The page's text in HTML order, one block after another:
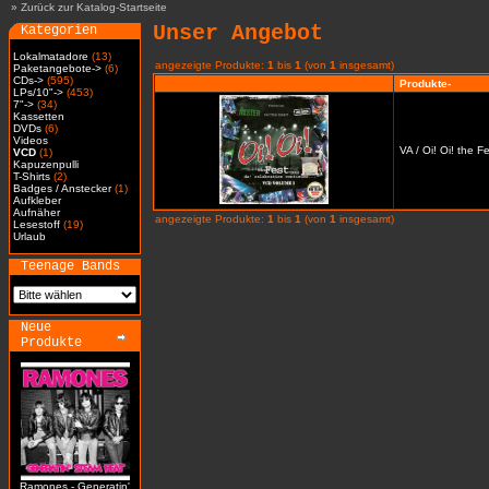
» Zurück zur Katalog-Startseite
Kategorien
Lokalmatadore (13)
Paketangebote-> (6)
CDs-> (595)
LPs/10"-> (453)
7"-> (34)
Kassetten
DVDs (6)
Videos
VCD (1)
Kapuzenpulli
T-Shirts (2)
Badges / Anstecker(1)
Aufkleber
Aufnäher
Lesestoff (19)
Urlaub
Teenage Bands
Neue
Produkte
Ramones - Generatin'
Unser Angebot
angezeigte Produkte: 1 bis 1 (von 1 insgesamt)
Produkte-
VA / Oi! Oi! the
angezeigte Produkte: 1 bis 1 (von 1 insgesamt)